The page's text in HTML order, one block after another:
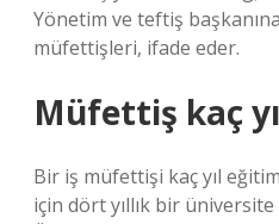
Yönetim ve teftiş
müfettişleri, ifade eder.
Müfettiş kaç
Bir iş müfettişi kaç yıl
için dört yıllık bir